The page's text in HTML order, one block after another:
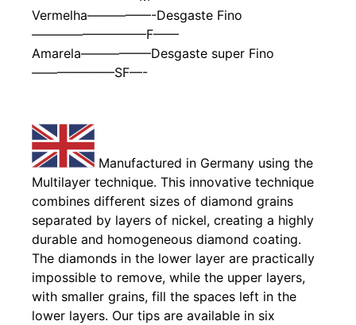
Vermelha—————-Desgaste Fino
—————————F——
Amarela—————–Desgaste super Fino
——————–SF—-
Manufactured in Germany using the
Multilayer technique. This innovative technique
combines different sizes of diamond grains
separated by layers of nickel, creating a highly
durable and homogeneous diamond coating.
The diamonds in the lower layer are practically
impossible to remove, while the upper layers,
with smaller grains, fill the spaces left in the
lower layers. Our tips are available in six